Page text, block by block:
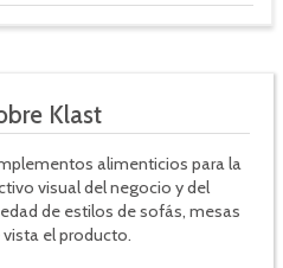
Klast
alimenticios para la
visual del negocio y del
de estilos de sofás, mesas
vista el producto.